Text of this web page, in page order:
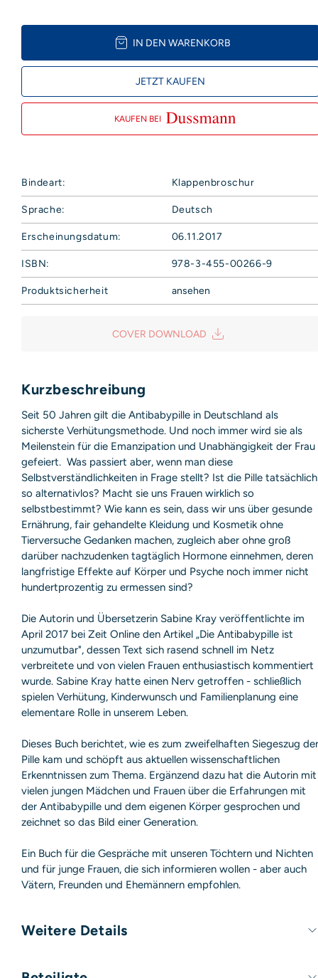
IN DEN WARENKORB
JETZT KAUFEN
KAUFEN BEI
Bindeart: Klappenbroschur
Sprache: Deutsch
Erscheinungsdatum: 06.11.2017
ISBN: 978-3-455-00266-9
Produktsicherheit
ansehen
Sicherheitshinweis entsprechend Art. 9 Abs. 7 S. 2 der
entbehrlich
COVER DOWNLOAD
Kurzbeschreibung
Seit 50 Jahren gilt die Antibabypille in Deutschland als
sicherste Verhütungsmethode. Und noch immer wird sie als
Meilenstein für die Emanzipation und Unabhängigkeit der Frau
gefeiert. Was passiert aber, wenn man diese
Selbstverständlichkeiten in Frage stellt? Ist die Pille tatsächlich
so alternativlos? Macht sie uns Frauen wirklich so
selbstbestimmt? Wie kann es sein, dass wir uns über gesunde
Ernährung, fair gehandelte Kleidung und Kosmetik ohne
Tierversuche Gedanken machen, zugleich aber ohne groß
darüber nachzudenken tagtäglich Hormone einnehmen, deren
langfristige Effekte auf Körper und Psyche noch immer nicht
hundertprozentig zu ermessen sind?
Die Autorin und Übersetzerin Sabine Kray veröffentlichte im
April 2017 bei Zeit Online den Artikel „Die Antibabypille ist
unzumutbar", dessen Text sich rasend schnell im Netz
verbreitete und von vielen Frauen enthusiastisch kommentiert
wurde. Sabine Kray hatte einen Nerv getroffen - schließlich
spielen Verhütung, Kinderwunsch und Familienplanung eine
elementare Rolle in unserem Leben.
Dieses Buch berichtet, wie es zum zweifelhaften Siegeszug der
Pille kam und schöpft aus aktuellen wissenschaftlichen
Erkenntnissen zum Thema. Ergänzend dazu hat die Autorin mit
vielen jungen Mädchen und Frauen über die Erfahrungen mit
der Antibabypille und dem eigenen Körper gesprochen und
zeichnet so das Bild einer Generation.
Ein Buch für die Gespräche mit unseren Töchtern und Nichten
und für junge Frauen, die sich informieren wollen - aber auch
Vätern, Freunden und Ehemännern empfohlen.
Weitere Details